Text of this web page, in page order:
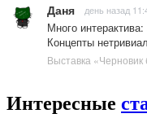
Даня день назад
Много
Концепты
Выставка «Черновик
Интересные